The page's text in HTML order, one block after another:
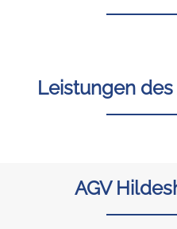
Leistungen
AGV